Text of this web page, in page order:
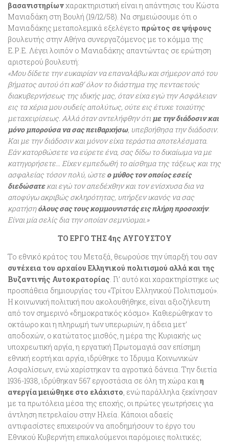
βασανιστηρίωνχαρακτηριστική είναι η απάντησις του Κώστα
Μανιαδάκη στη Βουλή (19/12/58). Να σημειώσουμε ότι ο
Μανιαδάκης μεταπολεμικά εξελέγετο πρώτος σε ψήφους
βουλευτής στην Αθήνα συνεργαζόμενος με το κόμμα της
Ε.Ρ.Ε. Λέγει λοιπόν ο Μανιαδάκης απαντώντας σε ερώτηση
αριστερού βουλευτή:
«Μου δίδετε την ευκαιρίαν να επαναλάβω και σήμερον από του
βήματος αυτού ότι καθ’ όλον το διάστημα της πενταετούς
διακυβερνήσεως της ιδικής μας, όταν είχα εγώ την Ασφάλειαν
εις τα χέρια μου ουδείς απολύτως, ούτε εις έτυχε τοιαύτης
μεταχειρίσεως. Αλλά όταν αντελήφθην ότι με την διάδοσιν και
μόνο μπορούσα να σας πειθαρχήσω, υπεβοήθησα την διάδοσιν.
Και με την διάδοσιν και μόνον είχα τεράστια αποτελέσματα.
Εάν κατορθώσετε να εύρετε ένα, σας δίδω το δικαίωμα να με
κατηγορήσετε… Είχεν εμπεδωθή το αίσθημα της τάξεως και της
ασφαλείας τόσον πολύ, ώστε ο μύθος τον οποίος εσείς
διεδώσατεκαι εγώ τον απεδέχθην και τον ενίσχυσα δια να
αποφύγω ακριβώς σκληρότητας, υπήρξεν ικανός να σας
κρατήσηόλους σας τους κομμουνιστάς εις πλήρη προσοχήν.
Είναι μία σελίς δια την οποίαν σεμνύομαι.»
ΤΟ ΕΡΓΟ ΤΗΣ 4ης ΑΥΓΟΥΣΤΟΥ
Το εθνικό κράτος του Μεταξά, θεωρούσε την ύπαρξή του σαν
συνέχεια του αρχαίου Ελληνικού πολιτισμού αλλά και της
Βυζαντινής Αυτοκρατορίας. Γι’ αυτό και χαρακτηρίστηκε ως
προσπάθεια δημιουργίας του «Τρίτου Ελληνικού Πολιτισμού».
Η κοινωνική πολιτική που ακολουθήθηκε, είναι αξιοζήλευτη
από τον σημερινό «δημοκρατικός κόσμο». Καθιερώθηκαν το
οκτάωρο και η πληρωμή των υπερωριών, η άδεια μετ’
αποδοχών, ο κατώτατος μισθός, η μέρα της Κυριακής ως
υποχρεωτική αργία, η εργατική Πρωτομαγιά σαν επίσημη
εθνική εορτή και αργία, ιδρύθηκε το Ίδρυμα Κοινωνικών
Ασφαλίσεων, ενώ χαρίστηκαν τα αγροτικά δάνεια. Την διετία
1936-1938, ιδρύθηκαν 567 εργοστάσια σε όλη τη χώρα καιη
ανεργία μειώθηκε στο ελάχιστο, ενώ παράλληλα ξεκίνησαν
με τα πρωτόλεια μέσα της εποχής, οι πρώτες γεωτρήσεις για
άντληση πετρελαίου στην Ηλεία. Κάποιοι αδαείς
αντιφασίστες επιχειρούν να αποδημήσουν το έργο του
Εθνικού Κυβερνήτη επικαλούμενοι παρόμοιες πολιτικές;